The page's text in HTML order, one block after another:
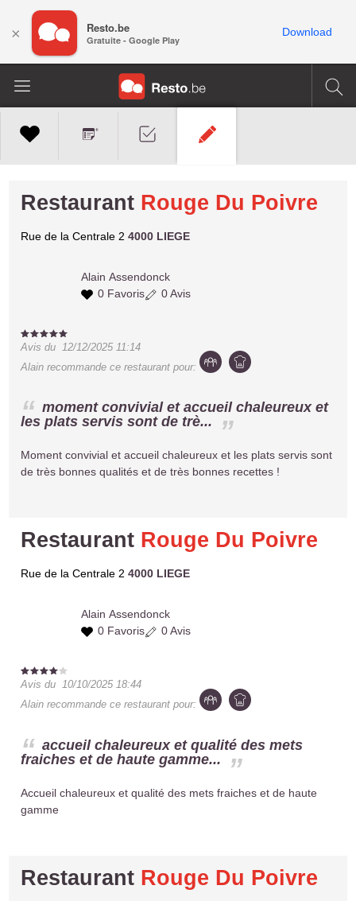
Restaurant Rouge Du Poivre
Rue de la Centrale 24000 LIEGE
Alain Assendonck
0 Favoris
0 Avis
Avis du12/12/2025 11:14
Alain recommande ce restaurant pour:
moment convivial et accueil chaleureux et
les plats servis sont de trè...
Moment convivial et accueil chaleureux et les plats servis sont
de très bonnes qualités et de très bonnes recettes !
Restaurant Rouge Du Poivre
Rue de la Centrale 24000 LIEGE
Alain Assendonck
0 Favoris
0 Avis
Avis du10/10/2025 18:44
Alain recommande ce restaurant pour:
accueil chaleureux et qualité des mets
fraiches et de haute gamme...
Accueil chaleureux et qualité des mets fraiches et de haute
gamme
Restaurant Rouge Du Poivre
× Resto.be
Gratuite - Google Play
Download